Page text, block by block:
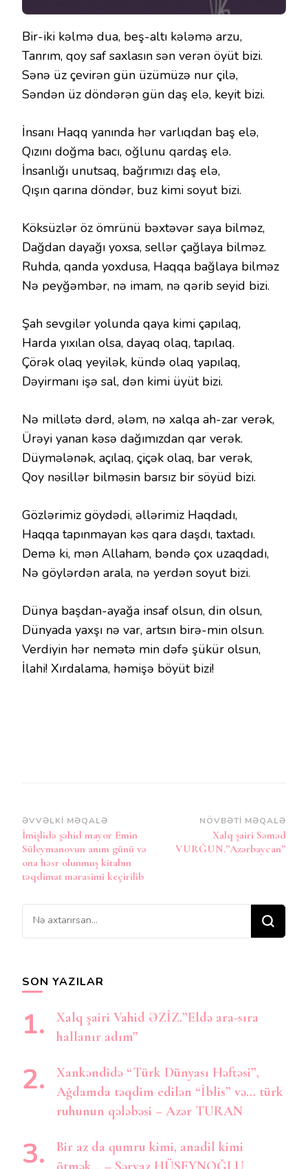
Bir-iki kəlmə dua, beş-altı kələmə arzu,
Tanrım, qoy saf saxlasın sən verən öyüt bizi.
Sənə üz çevirən gün üzümüzə nur çilə,
Səndən üz döndərən gün daş elə, keyit bizi.
İnsanı Haqq yanında hər varlıqdan baş elə,
Qızını doğma bacı, oğlunu qardaş elə.
İnsanlığı unutsaq, bağrımızı daş elə,
Qışın qarına döndər, buz kimi soyut bizi.
Köksüzlər öz ömrünü bəxtəvər saya bilməz,
Dağdan dayağı yoxsa, sellər çağlaya bilməz.
Ruhda, qanda yoxdusa, Haqqa bağlaya bilməz
Nə peyğəmbər, nə imam, nə qərib seyid bizi.
Şah sevgilər yolunda qaya kimi çapılaq,
Harda yıxılan olsa, dayaq olaq, tapılaq.
Çörək olaq yeyilək, kündə olaq yapılaq,
Dəyirmanı işə sal, dən kimi üyüt bizi.
Nə millətə dərd, ələm, nə xalqa ah-zar verək,
Ürəyi yanan kəsə dağımızdan qar verək.
Düymələnək, açılaq, çiçək olaq, bar verək,
Qoy nəsillər bilməsin barsız bir söyüd bizi.
Gözlərimiz göydədi, əllərimiz Haqdadı,
Haqqa tapınmayan kəs qara daşdı, taxtadı.
Demə ki, mən Allaham, bəndə çox uzaqdadı,
Nə göylərdən arala, nə yerdən soyut bizi.
Dünya başdan-ayağa insaf olsun, din olsun,
Dünyada yaxşı nə var, artsın birə-min olsun.
Verdiyin hər nemətə min dəfə şükür olsun,
İlahi! Xırdalama, həmişə böyüt bizi!
Post
Naviqasiya
ƏVVƏLKI MƏQALƏ
İmişlidə şəhid mayor Emin
Süleymanovun anım günü və
ona həsr olunmuş kitabın
təqdimat mərasimi keçirilib
NÖVBƏTI MƏQALƏ
Xalq şairi Səməd
VURĞUN.”Azərbaycan”
Bir
şey
SON YAZILAR
Xalq şairi Vahid ƏZİZ.”Eldə ara-sıra
hallanır adım”
Xankəndidə “Türk Dünyası Həftəsi”,
Ağdamda təqdim edilən “İblis” və… türk
ruhunun qələbəsi – Azər TURAN
Bir az da qumru kimi, anadil kimi